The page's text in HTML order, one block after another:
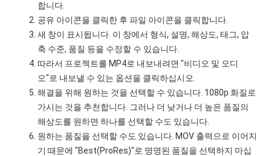
합니다.
공유 아이콘을 클릭한 후 파일 아이콘을 클릭합니다.
새 창이 표시됩니다. 이 창에서 형식, 설명, 해상도, 태그, 압
축 수준, 품질 등을 수정할 수 있습니다.
따라서 프로젝트를 MP4로 내보내려면 "비디오 및 오디
오"로 내보낼 수 있는 옵션을 클릭하십시오.
해결을 위해 원하는 것을 선택할 수 있습니다. 1080p 화질로
가시는 것을 추천합니다. 그러나 더 낮거나 더 높은 품질의
해상도를 원하면 하나를 선택할 수도 있습니다.
원하는 품질을 선택할 수도 있습니다. MOV 출력으로 이어지
기 때문에 "Best(ProRes)"로 명명된 품질을 선택하지 마십